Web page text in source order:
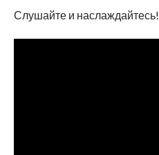
Слушайте и наслаждайтесь!